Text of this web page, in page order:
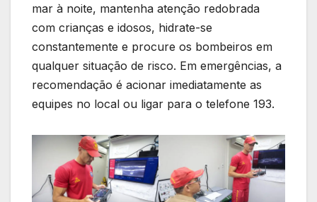
mar à noite, mantenha atenção redobrada
com crianças e idosos, hidrate-se
constantemente e procure os bombeiros em
qualquer situação de risco. Em emergências, a
recomendação é acionar imediatamente as
equipes no local ou ligar para o telefone 193.